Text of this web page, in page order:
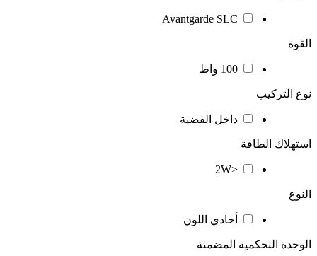
القوة
نوع التركيب
داخل القضية
استهلاك الطاقة
<2W
النوع
أحادي اللون
الوحدة التحكمية المضمنة